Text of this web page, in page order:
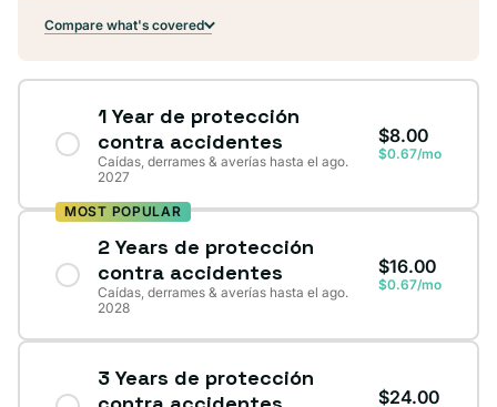
Compare what's covered
1 Year de protección
contra accidentes
Caídas, derrames & averías hasta el ago.
2027
$8.00
$0.67/mo
MOST POPULAR
2 Years de protección
contra accidentes
Caídas, derrames & averías hasta el ago.
2028
$16.00
$0.67/mo
3 Years de protección
$24.00